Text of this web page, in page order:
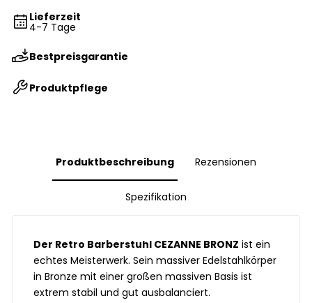
Lieferzeit
4-7 Tage
Bestpreisgarantie
Produktpflege
Produktbeschreibung Rezensionen
Spezifikation
Der Retro Barberstuhl CEZANNE BRONZ ist ein
echtes Meisterwerk. Sein massiver Edelstahlkörper
in Bronze mit einer großen massiven Basis ist
extrem stabil und gut ausbalanciert.